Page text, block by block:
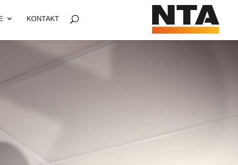
KONTAKT